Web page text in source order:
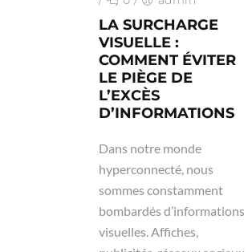
LA SURCHARGE
VISUELLE :
COMMENT ÉVITER
LE PIÈGE DE
L’EXCÈS
D’INFORMATIONS
Dans notre monde
hyperconnecté, nous
sommes constamment
bombardés d’informations
visuelles. Affiches,